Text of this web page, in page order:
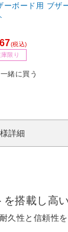
ーボード用 ブザ
(税込)
庫限り
一緒に買う
詳細
搭載し高
久性と信頼性